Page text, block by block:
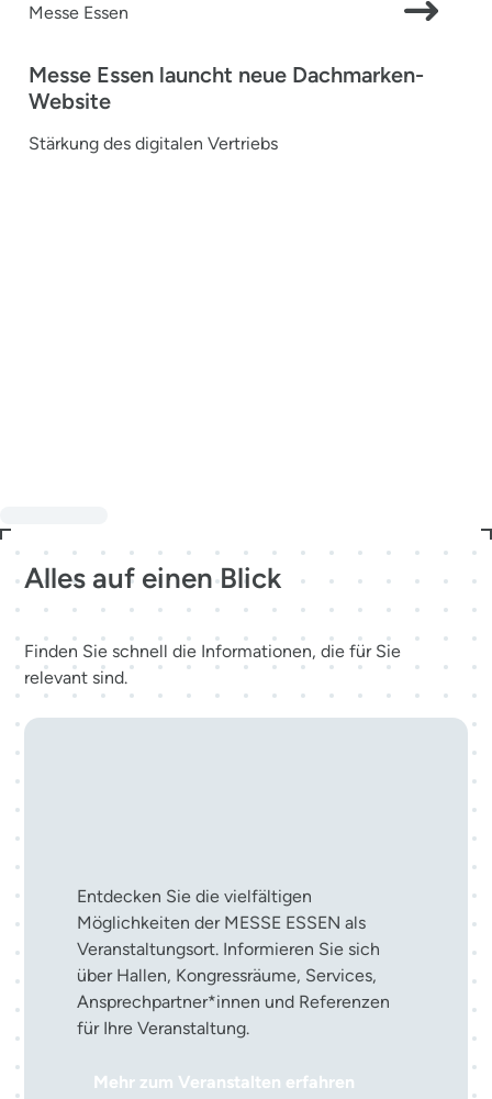
Messe Essen
Messe Essen launcht neue Dachmarken-
Website
Stärkung des digitalen Vertriebs
Alles auf einen Blick
Finden Sie schnell die Informationen, die für Sie
relevant sind.
Entdecken Sie die vielfältigen
Möglichkeiten der MESSE ESSEN als
Veranstaltungsort. Informieren Sie sich
über Hallen, Kongressräume, Services,
Ansprechpartner*innen und Referenzen
für Ihre Veranstaltung.
Mehr zum Veranstalten erfahren